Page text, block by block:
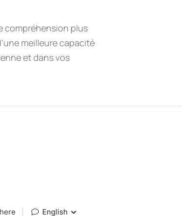
compréhension plus
meilleure capacité
et dans vos